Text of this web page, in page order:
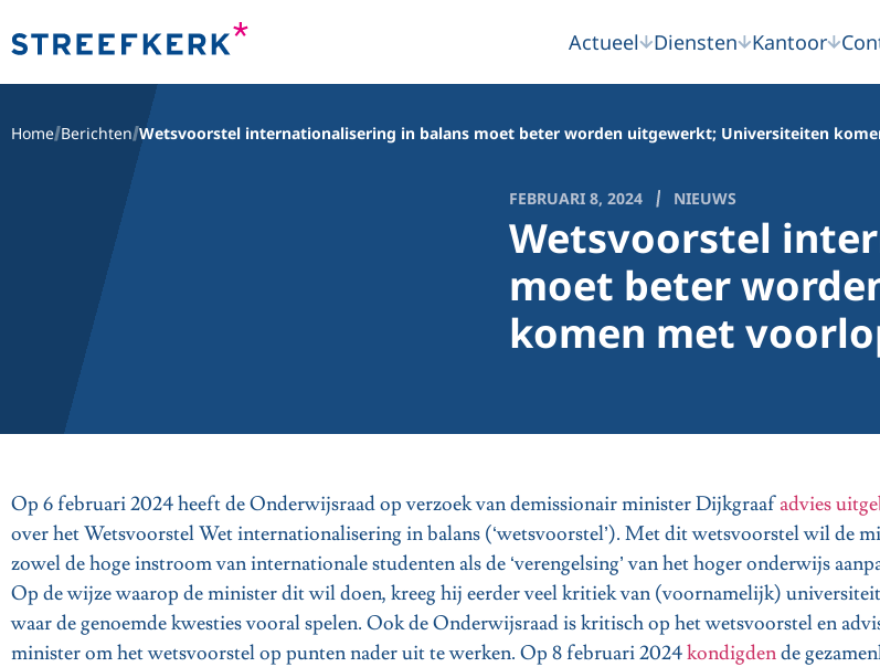
Actueel Diensten Kantoor
Home Berichten Wetsvoorstel internationalisering in balans moet beter worden uitgewerkt; Universiteiten
FEBRUARI 8, 2024 NIEUWS
Wetsvoorstel
moet beter
komen met
Op 6 februari 2024 heeft de Onderwijsraad op verzoek van demissionair minister Dijkgraafadvies
over het Wetsvoorstel Wet internationalisering in balans (‘wetsvoorstel’). Met dit wetsvoorstel wil de
zowel de hoge instroom van internationale studenten als de ‘verengelsing’ van het hoger onderwijs
Op de wijze waarop de minister dit wil doen, kreeg hij eerder veel kritiek van (voornamelijk)
waar de genoemde kwesties vooral spelen. Ook de Onderwijsraad is kritisch op het wetsvoorstel en
minister om het wetsvoorstel op punten nader uit te werken. Op 8 februari 2024kondigdende